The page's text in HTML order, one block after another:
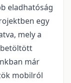
eladhatóság
egy
mely a
már
mobilról